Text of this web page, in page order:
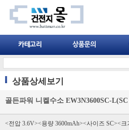
상품상세보기
골든파워 니켈수소 EW3N3600SC-
<전압 3.6V><용량 3600mAh><사이즈 SC><크